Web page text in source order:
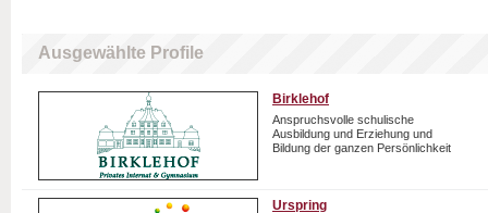
Ausgewählte Profile
Birklehof
Anspruchsvolle schulische
Ausbildung und Erziehung und
Bildung der ganzen Persönlichkeit
Urspring